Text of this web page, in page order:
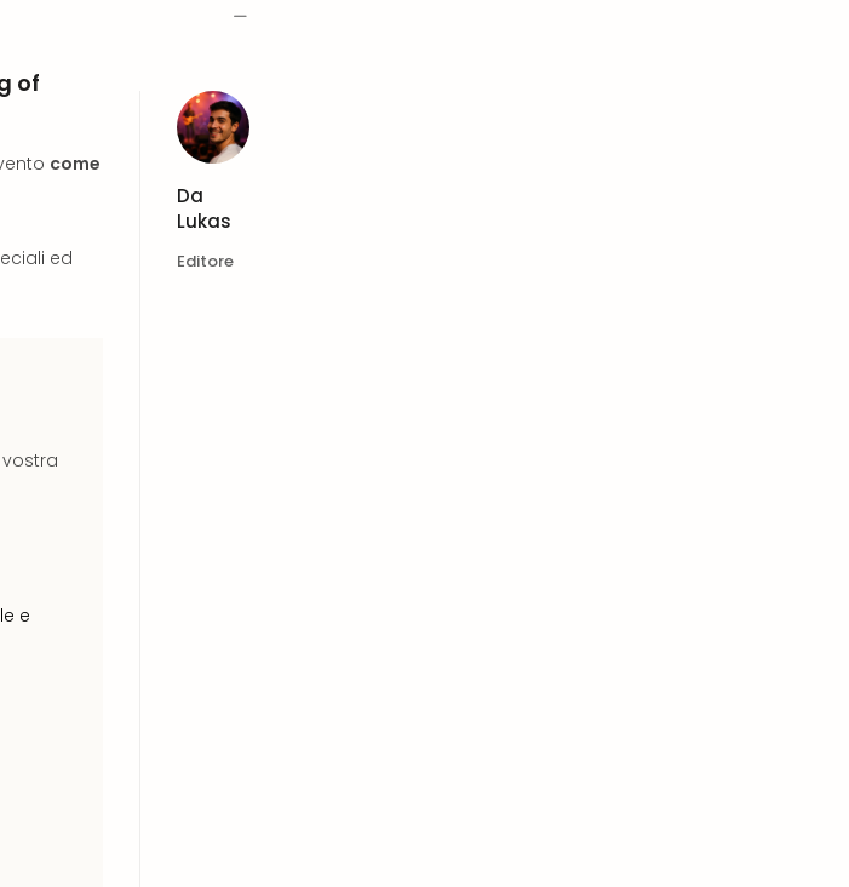
of
come
ed
e
Da
Lukas
Editore